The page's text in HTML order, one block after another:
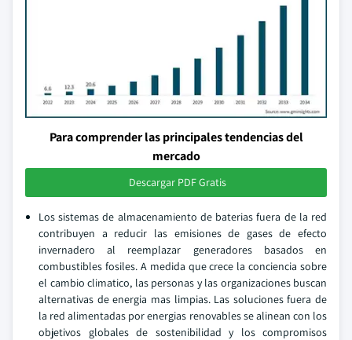
Para comprender las principales tendencias del
mercado
Descargar PDF Gratis
Los sistemas de almacenamiento de baterias fuera de la red
contribuyen a reducir las emisiones de gases de efecto
invernadero al reemplazar generadores basados en
combustibles fosiles. A medida que crece la conciencia sobre
el cambio climatico, las personas y las organizaciones buscan
alternativas de energia mas limpias. Las soluciones fuera de
la red alimentadas por energias renovables se alinean con los
objetivos globales de sostenibilidad y los compromisos